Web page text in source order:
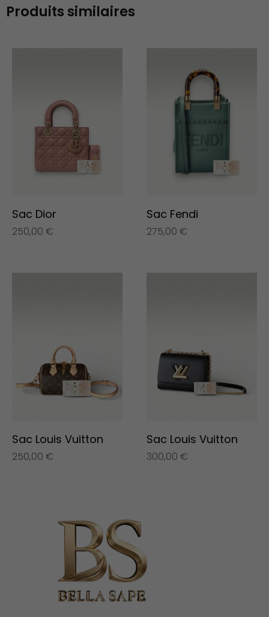
Produits similaires
Sac Dior
250,00 €
Sac Fendi
275,00 €
Sac Louis Vuitton
250,00 €
Sac Louis Vuitton
300,00 €